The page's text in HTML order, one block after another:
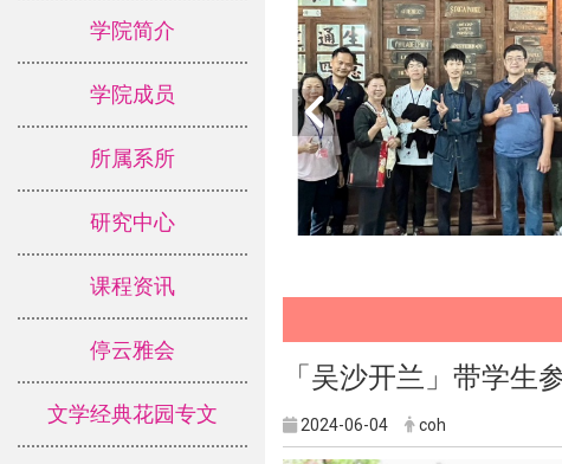
学院简介
学院成员
所属系所
研究中心
课程资讯
停云雅会
文学经典花园专文
「吴沙开兰」带学生
2024-06-04 coh